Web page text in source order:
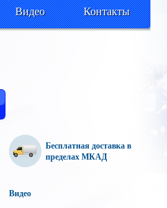
Видео Контакты
Бесплатная доставка в
пределах МКАД
Видео